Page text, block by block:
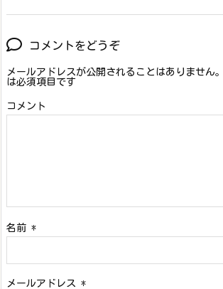
コメントをどうぞ
メールアドレスが公開されることはありません。
は必須項目です
コメント
名前 *
メールアドレス *